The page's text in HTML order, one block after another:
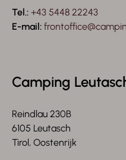
Tel.: +43 5448 22243
E-mail:
Camping
Reindlau 230B
6105 Leutasch
Tirol, Oostenrijk